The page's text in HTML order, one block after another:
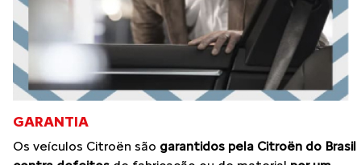
GARANTIA
Os veículos Citroën são garantidos pela Citroën do Brasil